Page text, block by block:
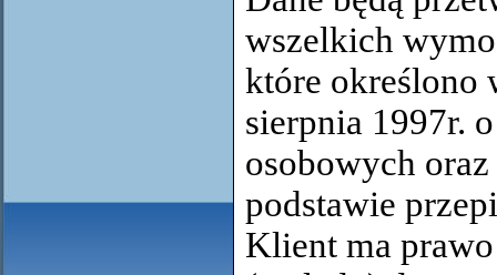
wszelkich
które określono
sierpnia 1997r.
osobowych
podstawie
Klient ma